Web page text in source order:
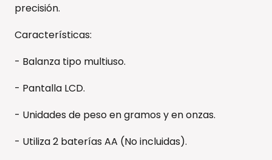
precisión.
Características:
- Balanza tipo multiuso.
- Pantalla LCD.
- Unidades de peso en gramos y en onzas.
- Utiliza 2 baterías AA (No incluidas).